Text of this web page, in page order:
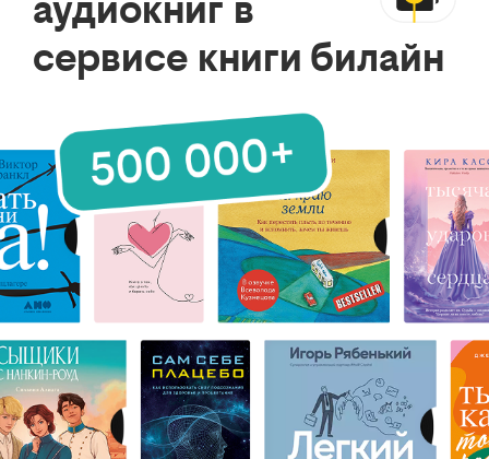
аудиокниг в
сервисе книги билайн